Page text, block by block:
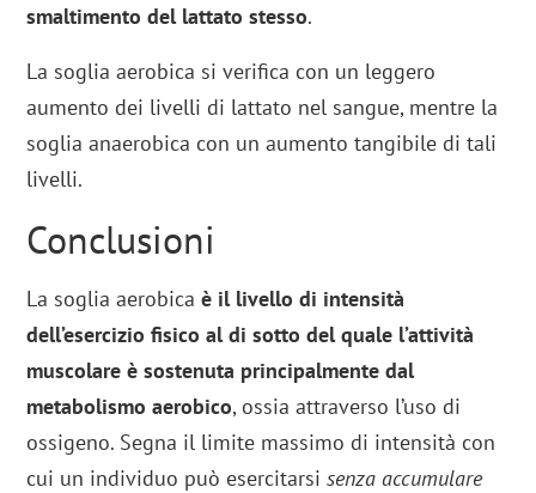
smaltimento del lattato stesso.
La soglia aerobica si verifica con un leggero
aumento dei livelli di lattato nel sangue, mentre la
soglia anaerobica con un aumento tangibile di tali
livelli.
Conclusioni
La soglia aerobicaè il livello di intensità
dell’esercizio fisico al di sotto del quale l’attività
muscolare è sostenuta principalmente dal
metabolismo aerobico, ossia attraverso l’uso di
ossigeno. Segna il limite massimo di intensità con
cui un individuo può esercitarsisenza accumulare